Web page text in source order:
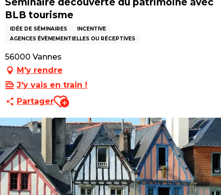
BLB tourisme
IDÉE DE SÉMINAIRES
INCENTIVE
AGENCES ÉVÈNEMENTIELLES OU RÉCEPTIVES
56000 Vannes
M'y rendre
J'y vais en train !
PartagerAjouter aux favoris